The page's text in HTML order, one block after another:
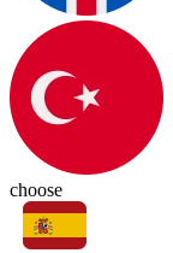
choose